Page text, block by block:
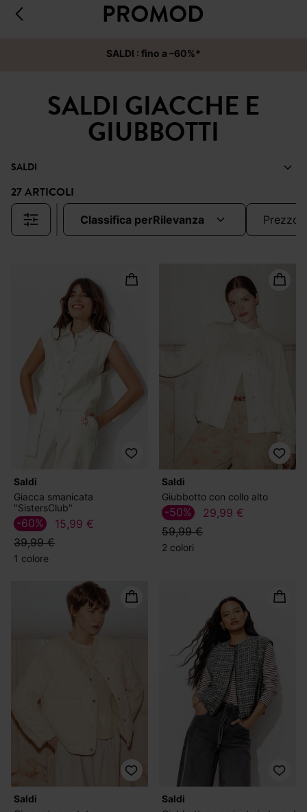
SALDI : fino a –60%*
SALDI GIACCHE E
GIUBBOTTI
SALDI
27 ARTICOLI
classifica per rilevanza prezzo
Saldi
Giacca smanicata
"SistersClub"
15,99 €
39,99 €
-60%
1 colore
Saldi
Giubbotto con collo alto
29,99 €
59,99 €
-50%
2 colori
Saldi
Saldi